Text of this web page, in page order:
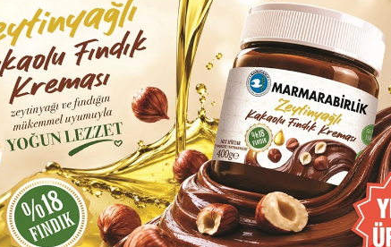
Ürünler
Zeytin
Zeytinyağı
Siyah Zeytin Ezmesi
Kozmetik
Special Ürünler
Müşteri Servisi
Hesabım
Siparişlerim
Sık Sorulan Sorular
Yardım